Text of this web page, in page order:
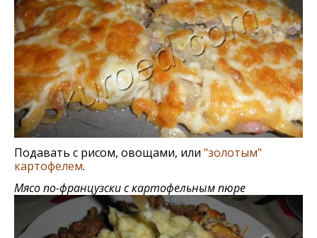
Подавать с рисом, овощами, или "золотым"
картофелем.
Мясо по-французски с картофельным пюре